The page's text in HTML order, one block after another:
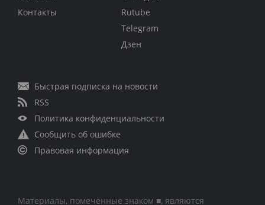
Контакты
Rutube
Telegram
Дзен
Быстрая подписка на новости
RSS
Политика конфиденциальности
Сообщить об ошибке
Правовая информация
Материалы, помеченные знаком ■, являются